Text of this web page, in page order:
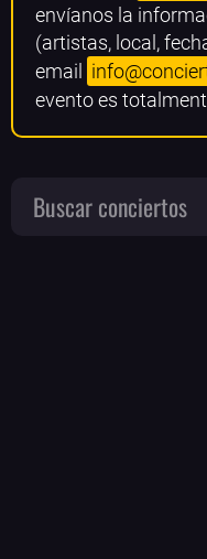
envíanos la
(artistas, local,
email
evento es
Buscar conciertos